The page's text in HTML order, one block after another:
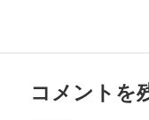
コメントを